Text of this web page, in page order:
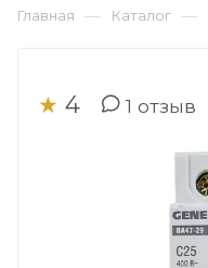
Главная — Каталог —
★ 4 1 отзыв